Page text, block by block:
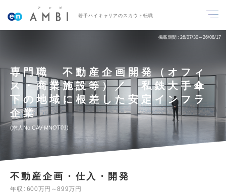
若手ハイキャリアのスカウト転職
掲載期間 26/07/30～26/08/17
専門職 不動産企画開発（オフィ
ス・商業施設等）／ 私鉄大手傘
下の地域に根差した安定インフラ
企業
求人No.CAV-MNOT01
不動産企画・仕入・開発
年収
600万円～899万円